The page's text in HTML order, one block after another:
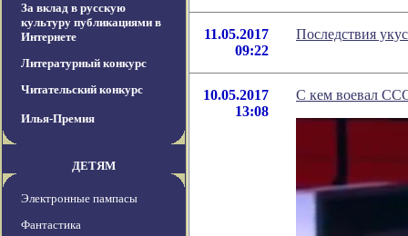
За вклад в русскую
культуру публикациями в
Интернете
Литературный конкурс
Читательский конкурс
Илья-Премия
ДЕТЯМ
Электронные пампасы
Фантастика
11.05.2017
09:22
Последствия
10.05.2017
13:08
С кем воевал